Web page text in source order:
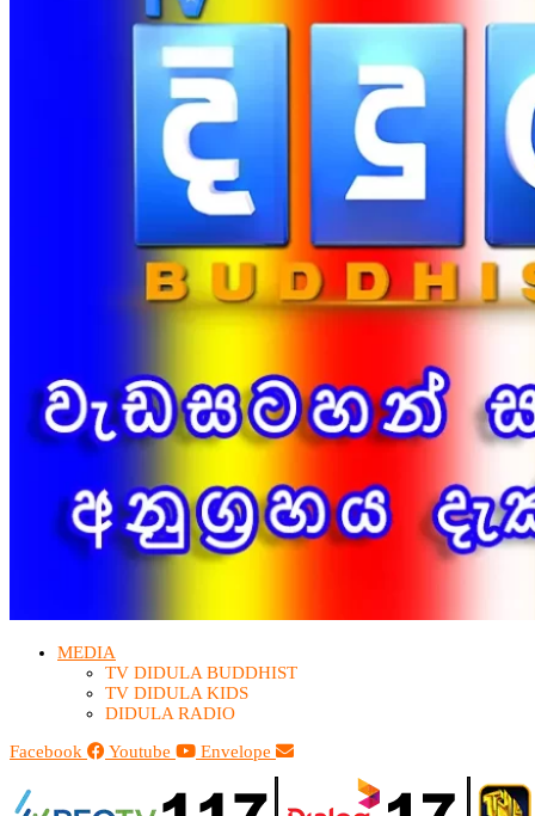
MEDIA
TV DIDULA BUDDHIST​
TV DIDULA KIDS
DIDULA RADIO
Facebook
Youtube Envelope